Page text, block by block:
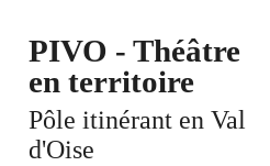
PIVO - Théâtre
en territoire
Pôle itinérant en Val
d'Oise